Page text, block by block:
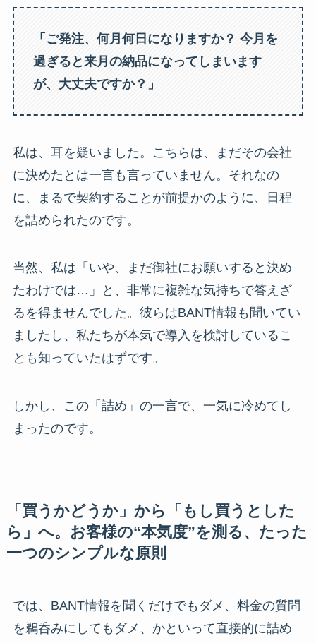
「ご発注、何月何日になりますか？ 今月を
過ぎると来月の納品になってしまいます
が、大丈夫ですか？」
私は、耳を疑いました。こちらは、まだその会社
に決めたとは一言も言っていません。それなの
に、まるで契約することが前提かのように、日程
を詰められたのです。
当然、私は「いや、まだ御社にお願いすると決め
たわけでは…」と、非常に複雑な気持ちで答えざ
るを得ませんでした。彼らはBANT情報も聞いてい
ましたし、私たちが本気で導入を検討しているこ
とも知っていたはずです。
しかし、この「詰め」の一言で、一気に冷めてし
まったのです。
「買うかどうか」から「もし買うとした
ら」へ。お客様の“本気度”を測る、たった
一つのシンプルな原則
では、BANT情報を聞くだけでもダメ、料金の質問
を鵜呑みにしてもダメ、かといって直接的に詰め